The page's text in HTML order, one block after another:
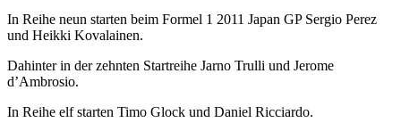
In Reihe neun starten beim Formel 1 2011 Japan GP Sergio Perez
und Heikki Kovalainen.
Dahinter in der zehnten Startreihe Jarno Trulli und Jerome
d’Ambrosio.
In Reihe elf starten Timo Glock und Daniel Ricciardo.